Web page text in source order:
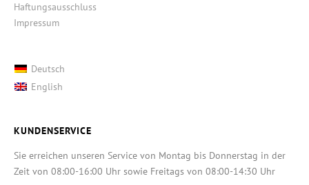
Haftungsausschluss
Impressum
Deutsch
English
KUNDENSERVICE
Sie erreichen unseren Service von Montag bis Donnerstag in der
Zeit von 08:00-16:00 Uhr sowie Freitags von 08:00-14:30 Uhr